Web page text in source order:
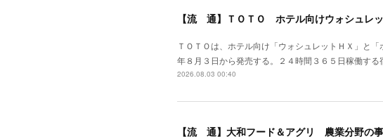
【流 通】ＴＯＴＯ ホテル向けウォシュレ
ＴＯＴＯは、ホテル向け「ウォシュレットＨＸ」と
年８月３日から発売する。２４時間３６５日稼働す
2026.08.03 00:40
【流 通】大和フード＆アグリ 農業分野の